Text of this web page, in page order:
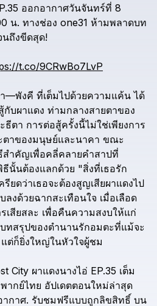
of the Lost City
your texts
ออกอากาศวันจันทร์ที่ 8
น. ทางช่อง one31 ห้ามพลาดบท
ถึงขีดสุด!
t.co/9CRwBo7LvP
า—พังคี ที่เต็มไปด้วยความแค้น ได้
กับผาแดง ท่ามกลางสายตาของ
ธีตา การต่อสู้ครั้งนี้ไม่ใช่เพียงการ
ตาของมนุษย์และนาคา ขณะ
สำคัญเพื่อคลี่คลายคำสาปที่
ธีนั้นต้องแลกด้วย "สิ่งที่เธอรัก
รียดว่าเธอจะต้องสูญเสียผาแดงไป
ลงด้วยฉากสะเทือนใจ เมื่อเลือด
เสียสละ เพื่อคืนความสงบให้แก่
ทสรุปของตำนานรักอมตะที่แม้จะ
แต่ก็ยิ่งใหญ่ในหัวใจผู้ชม
City ผาแดงนางไอ่ EP.35 เต็ม
พากย์ไทย อัปเดตตอนใหม่ล่าสุด
กาศ. รับชมฟรีแบบถูกลิขสิทธิ์ บน